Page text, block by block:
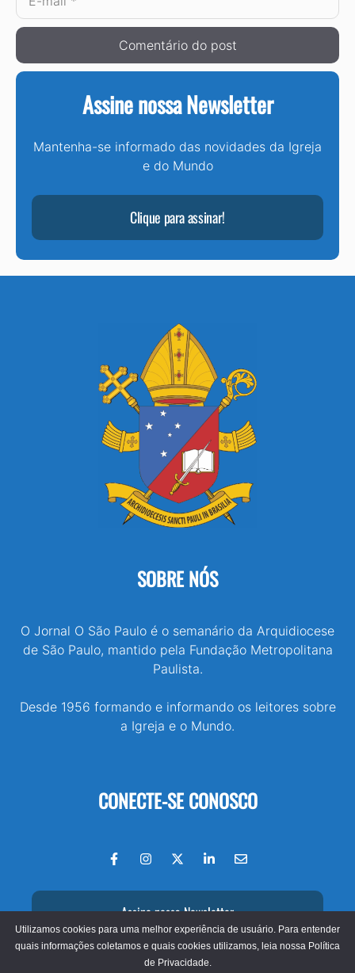
mail
Assine nossa Newsletter
Mantenha-se informado das novidades da Igreja
e do Mundo
Clique para assinar!
SOBRE NÓS
O Jornal O São Paulo é o semanário da Arquidiocese
de São Paulo, mantido pela Fundação Metropolitana
Paulista.
Desde 1956 formando e informando os leitores sobre
a Igreja e o Mundo.
CONECTE-SE CONOSCO
Assine nossa Newsletter
Utilizamos cookies para uma melhor experiência de usuário. Para entender
quais informações coletamos e quais cookies utilizamos, leia nossa Política
de Privacidade.